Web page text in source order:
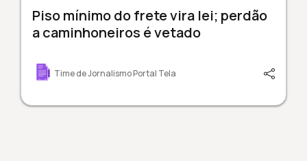
Piso mínimo do frete vira lei; perdão
a caminhoneiros é vetado
Time de Jornalismo Portal Tela